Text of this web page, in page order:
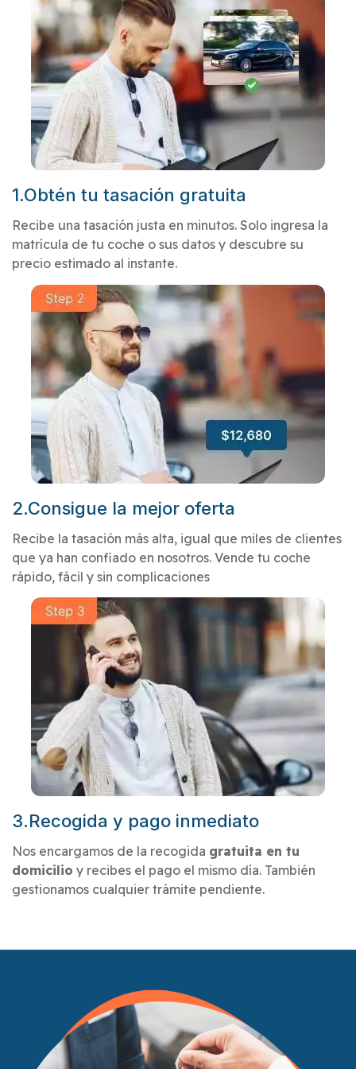
1.Obtén tu tasación gratuita
Recibe una tasación justa en minutos. Solo ingresa la
matrícula de tu coche o sus datos y descubre su
precio estimado al instante.
2.Consigue la mejor oferta
Recibe la tasación más alta, igual que miles de clientes
que ya han confiado en nosotros. Vende tu coche
rápido, fácil y sin complicaciones
3.Recogida y pago inmediato
Nos encargamos de la recogida gratuita en tu
domicilio y recibes el pago el mismo día. También
gestionamos cualquier trámite pendiente.